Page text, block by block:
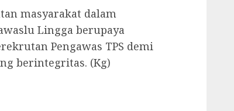
masyarakat dalam
Lingga berupaya
Pengawas TPS demi
berintegritas. (Kg)